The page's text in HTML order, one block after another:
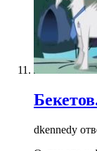
dkennedy